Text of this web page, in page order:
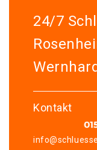
24/7
Kontakt